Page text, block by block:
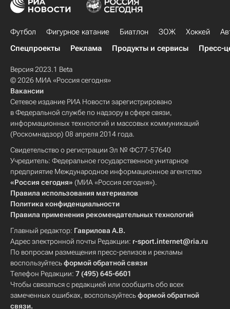
Футбол Фигурное катание Биатлон ЗОЖ Хоккей
Спецпроекты
Реклама Продукты и сервисы Пресс-
Версия 2023.1 Beta
© 2026 МИА «Россия сегодня»
Вакансии
Сетевое издание РИА Новости зарегистрировано
в Федеральной службе по надзору в сфере связи,
информационных технологий и массовых коммуникаций
(Роскомнадзор) 08 апреля 2014 года.
Свидетельство о регистрации Эл № ФС77-57640
Учредитель: Федеральное государственное унитарное
предприятие Международное информационное агентство
«Россия сегодня» (МИА «Россия сегодня»).
Правила использования материалов
Политика конфиденциальности
Правила применения рекомендательных технологий
Главный редактор: Гаврилова А.В.
Адрес электронной почты Редакции: r-sport.internet@ria.ru
По вопросам размещения пресс-релизов и рекламы
воспользуйтесьформой обратной связи
Телефон Редакции: 7 (495) 645-6601
Чтобы связаться с редакцией или сообщить обо всех
замеченных ошибках, воспользуйтесьформой обратной
связи.